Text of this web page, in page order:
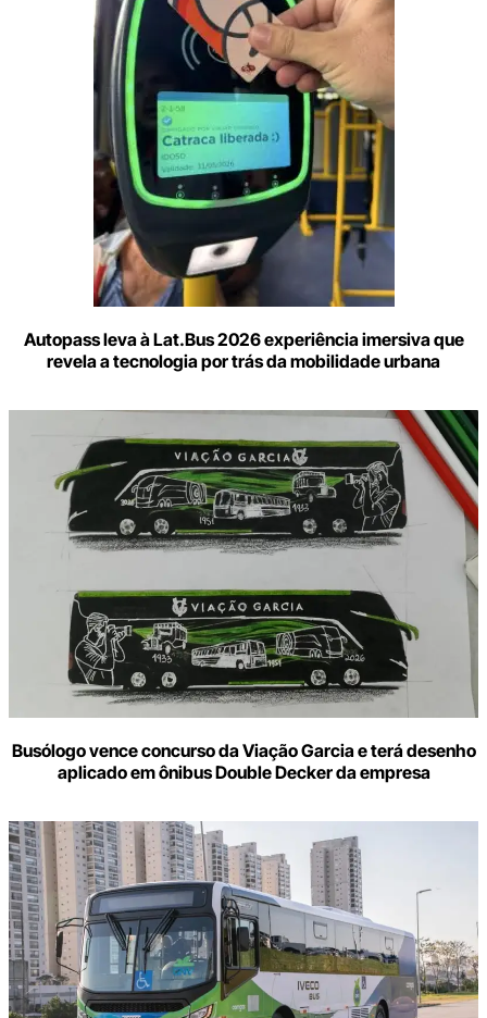
Autopass leva à Lat.Bus 2026 experiência imersiva que
revela a tecnologia por trás da mobilidade urbana
Busólogo vence concurso da Viação Garcia e terá desenho
aplicado em ônibus Double Decker da empresa